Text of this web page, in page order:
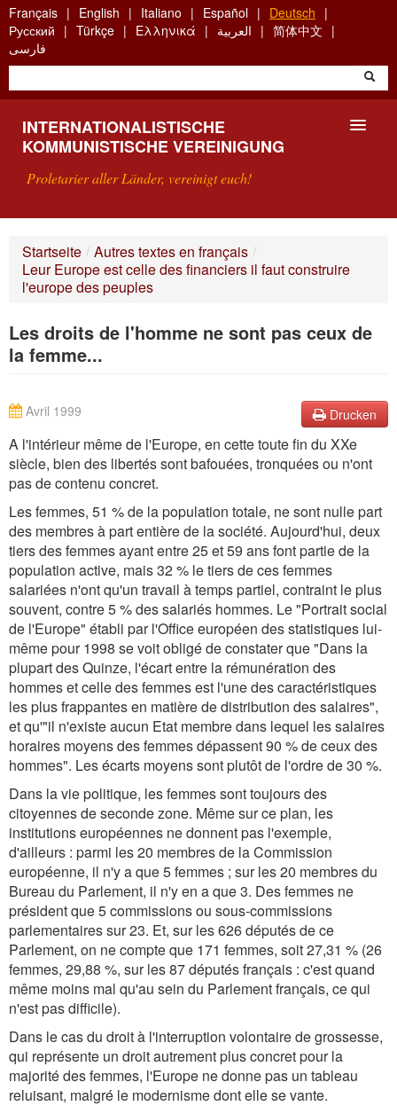
Skip
to
main
content
Français English Italiano Español
Deutsch
Русский
Türkçe Ελληνικά العربية
简体中文
فارسی
INTERNATIONALISTISCHE
KOMMUNISTISCHE VEREINIGUNG
Proletarier aller Länder, vereinigt euch!
WAS IST DIE IKV?
KONTAKT
Startseite / Autres textes en français /
Leur Europe est celle des financiers il faut construire
l'europe des peuples
Les droits de l'homme ne sont pas ceux de
la femme...
Drucken
Avril 1999
A l'intérieur même de l'Europe, en cette toute fin du XXe
siècle, bien des libertés sont bafouées, tronquées ou n'ont
pas de contenu concret.
Les femmes, 51 % de la population totale, ne sont nulle part
des membres à part entière de la société. Aujourd'hui, deux
tiers des femmes ayant entre 25 et 59 ans font partie de la
population active, mais 32 % le tiers de ces femmes
salariées n'ont qu'un travail à temps partiel, contraint le plus
souvent, contre 5 % des salariés hommes. Le "Portrait social
de l'Europe" établi par l'Office européen des statistiques lui-
même pour 1998 se voit obligé de constater que "Dans la
plupart des Quinze, l'écart entre la rémunération des
hommes et celle des femmes est l'une des caractéristiques
les plus frappantes en matière de distribution des salaires",
et qu'"il n'existe aucun Etat membre dans lequel les salaires
horaires moyens des femmes dépassent 90 % de ceux des
hommes". Les écarts moyens sont plutôt de l'ordre de 30 %.
Dans la vie politique, les femmes sont toujours des
citoyennes de seconde zone. Même sur ce plan, les
institutions européennes ne donnent pas l'exemple,
d'ailleurs : parmi les 20 membres de la Commission
européenne, il n'y a que 5 femmes ; sur les 20 membres du
Bureau du Parlement, il n'y en a que 3. Des femmes ne
président que 5 commissions ou sous-commissions
parlementaires sur 23. Et, sur les 626 députés de ce
Parlement, on ne compte que 171 femmes, soit 27,31 % (26
femmes, 29,88 %, sur les 87 députés français : c'est quand
même moins mal qu'au sein du Parlement français, ce qui
n'est pas difficile).
Dans le cas du droit à l'interruption volontaire de grossesse,
qui représente un droit autrement plus concret pour la
majorité des femmes, l'Europe ne donne pas un tableau
reluisant, malgré le modernisme dont elle se vante.